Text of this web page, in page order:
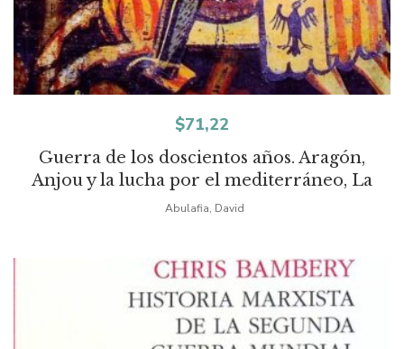
Guerra de los doscientos años. Aragón,
Anjou y la lucha por el mediterráneo, La
$71,22
Abulafia, David